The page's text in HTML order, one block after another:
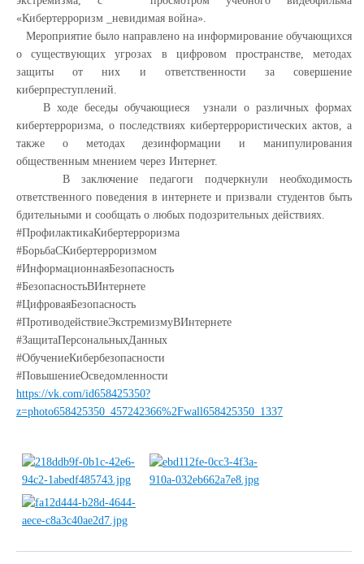
«Кибертерроризм _невидимая война».
Мероприятие было направлено на информирование обучающихся
о существующих угрозах в цифровом пространстве, методах
защиты от них и ответственности за совершение
киберпреступлений.
В ходе беседы обучающиеся узнали о различных формах
кибертерроризма, о последствиях кибертеррористических актов, а
также о методах дезинформации и манипулирования
общественным мнением через Интернет.
В заключение педагоги подчеркнули необходимость
ответственного поведения в интернете и призвали студентов быть
бдительными и сообщать о любых подозрительных действиях.
#ПрофилактикаКибертерроризма
#БорьбаСКибертерроризмом
#ИнформационнаяБезопасность
#БезопасностьВИнтернете
#ЦифроваяБезопасность
#ПротиводействиеЭкстремизмуВИнтернете
#ЗащитаПерсональныхДанных
#ОбучениеКибербезопасности
#ПовышениеОсведомленности
https://vk.com/id658425350?
z=photo658425350_457242366%2Fwall658425350_1337